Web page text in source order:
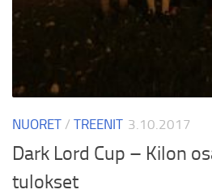
NUORET / TREENIT 3.10.2017
Dark Lord Cup – Kilon
tulokset